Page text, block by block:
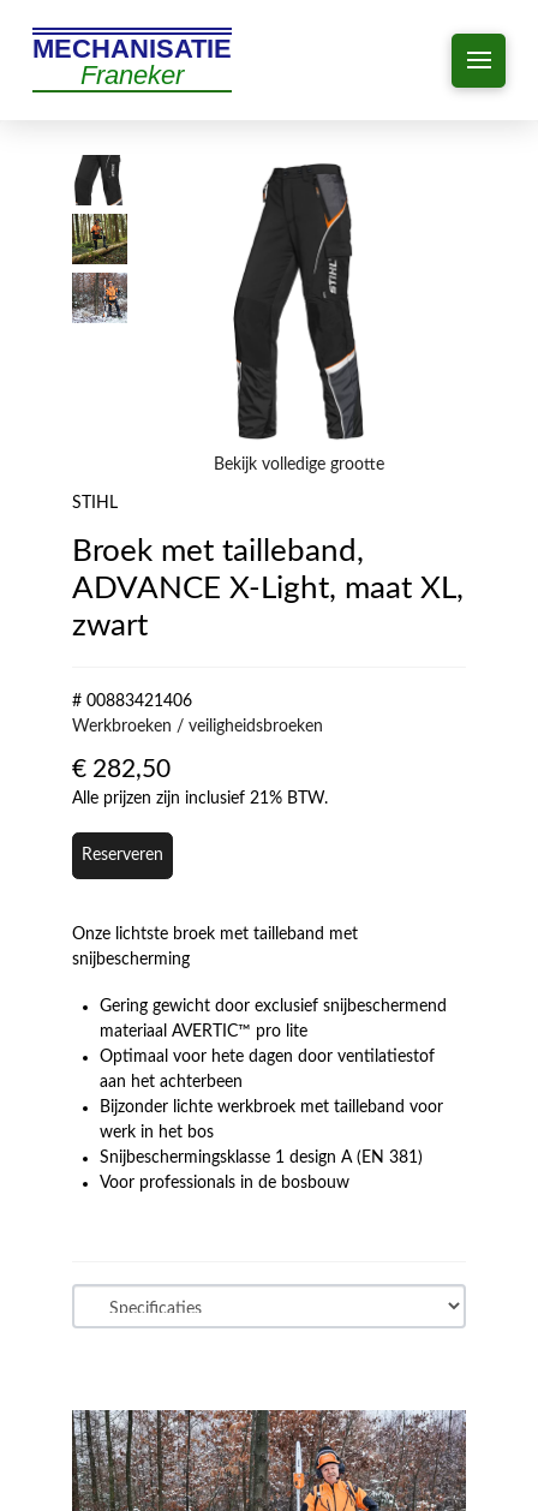
MECHANISATIE
Franeker
Bekijk volledige grootte
STIHL
Broek met tailleband,
ADVANCE X-Light, maat XL,
zwart
# 00883421406
Werkbroeken / veiligheidsbroeken
€ 282,50
Alle prijzen zijn inclusief 21% BTW.
Reserveren
Onze lichtste broek met tailleband met
snijbescherming
Gering gewicht door exclusief snijbeschermend
materiaal AVERTIC™ pro lite
Optimaal voor hete dagen door ventilatiestof
aan het achterbeen
Bijzonder lichte werkbroek met tailleband voor
werk in het bos
Snijbeschermingsklasse 1 design A (EN 381)
Voor professionals in de bosbouw